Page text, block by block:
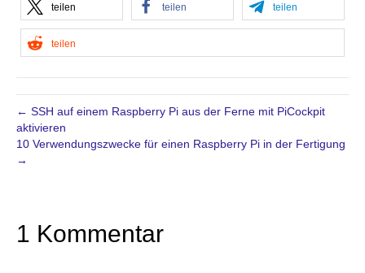
teilen teilen teilen
teilen
← SSH auf einem Raspberry Pi aus der Ferne mit PiCockpit
aktivieren
10 Verwendungszwecke für einen Raspberry Pi in der Fertigung
→
1 Kommentar